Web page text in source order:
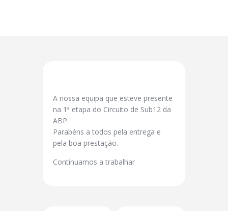
A nossa equipa que esteve presente
na 1ª etapa do Circuito de Sub12 da
ABP.
Parabéns a todos pela entrega e
pela boa prestação.
Continuamos a trabalhar